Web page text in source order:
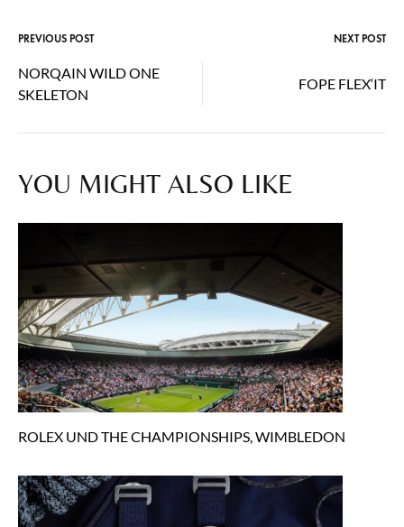
Post
navigation
PREVIOUS POST NEXT POST
NORQAIN WILD ONE
SKELETON
FOPE FLEX‘IT
YOU MIGHT ALSO LIKE
ROLEX UND THE CHAMPIONSHIPS, WIMBLEDON